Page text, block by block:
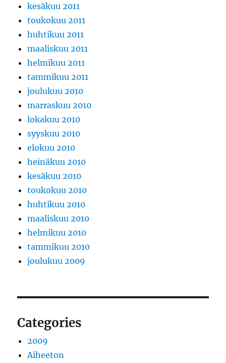
kesäkuu 2011
toukokuu 2011
huhtikuu 2011
maaliskuu 2011
helmikuu 2011
tammikuu 2011
joulukuu 2010
marraskuu 2010
lokakuu 2010
syyskuu 2010
elokuu 2010
heinäkuu 2010
kesäkuu 2010
toukokuu 2010
huhtikuu 2010
maaliskuu 2010
helmikuu 2010
tammikuu 2010
joulukuu 2009
Categories
2009
Aiheeton